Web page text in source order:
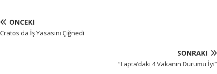
ÖNCEKI
Cratos da İş Yasasını Çiğnedi
SONRAKI
“Lapta’daki 4 Vakanın Durumu İyi”